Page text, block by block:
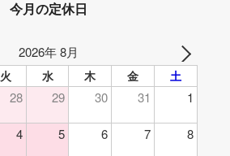
今月の定休日
2026年 8月
火 水 木 金 土
28 29 30 31 1
4 5 6 7 8